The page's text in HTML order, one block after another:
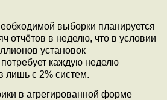
выборки планируется
отчётов в неделю, что в условии
установок
каждую неделю
лишь с 2% систем.
в агрегированной форме